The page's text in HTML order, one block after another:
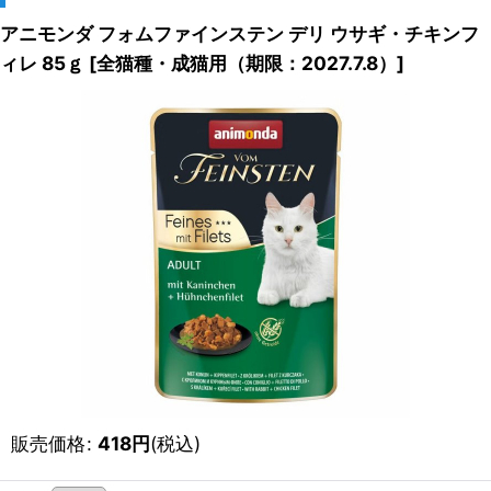
アニモンダ フォムファインステン デリ ウサギ・チキンフ
ィレ 85ｇ [全猫種・成猫用（期限：2027.7.8） ]
販売価格: 418円(税込)